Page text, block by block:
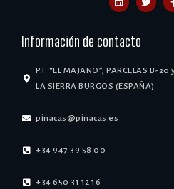
Información de contacto
P.I. “EL MAJANO”, PARCELAS B-
LA SIERRA BURGOS (ESPAÑA)
pinacas@pinacas.es
+34 947 39 58 00
+34 650 31 12 16